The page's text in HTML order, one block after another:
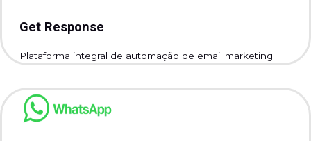
Get Response
Plataforma integral de automação de email marketing.